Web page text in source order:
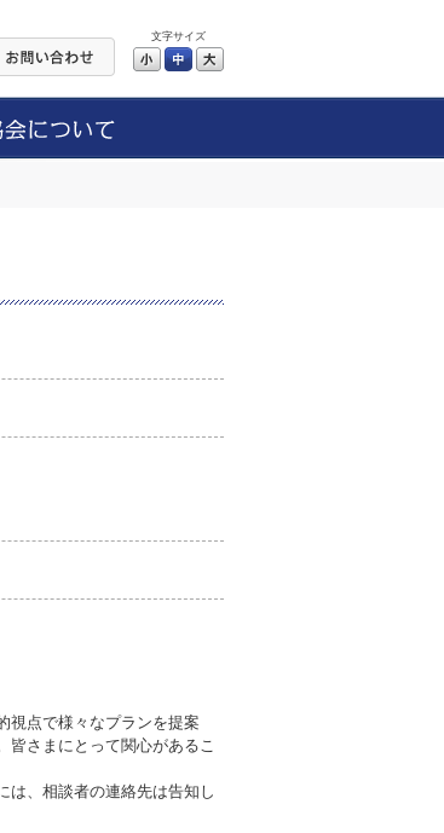
文字サイズ
小 中
視点で様々なプランを提案
皆さまにとって関心があるこ
は、相談者の連絡先は告知し